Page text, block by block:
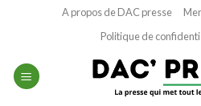
A propos de DAC presse
Politique de